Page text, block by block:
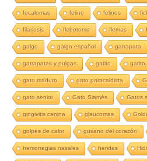
fecalomas felino felinos
filariosis flebotomo flemas
galgo galgo español garrapata
garrapatas y pulgas gatito
gato maduro gato paracaidista
gato senior Gato Siamés Gatos
gingivitis canina glaucomas
golpes de calor gusano del corazón
hemorragias nasales heridas